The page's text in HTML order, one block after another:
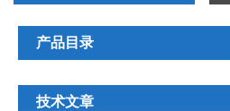
产品目录
技术文章